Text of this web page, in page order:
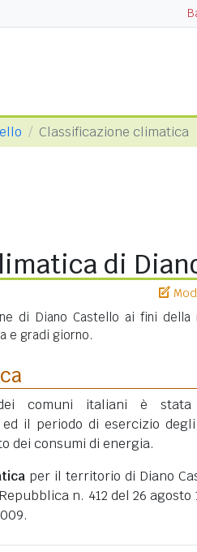
Classificazione climatica
di
di Diano Castello ai fini della
e gradi giorno.
comuni italiani è stata
il periodo di esercizio
dei consumi di energia.
per il territorio di Diano
n. 412 del 26 agosto